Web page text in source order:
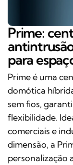
Prime:
para
Prime é uma
domótica
sem fios,
flexibilidade.
comerciais e
dimensão, a
personalização